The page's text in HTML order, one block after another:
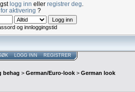
logg inn eller registrer deg
aktivering ?
og innloggingstid
LOGG INN REGISTRER
behag > German/Euro-look > German look